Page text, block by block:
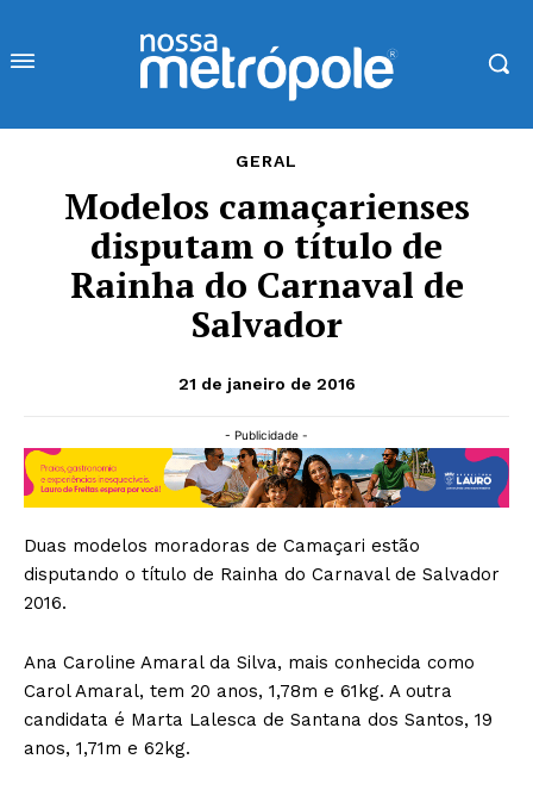
GERAL
Modelos camaçarienses
disputam o título de
Rainha do Carnaval de
Salvador
21 de janeiro de 2016
- Publicidade -
Duas modelos moradoras de Camaçari estão
disputando o título de Rainha do Carnaval de Salvador
2016.
Ana Caroline Amaral da Silva, mais conhecida como
Carol Amaral, tem 20 anos, 1,78m e 61kg. A outra
candidata é Marta Lalesca de Santana dos Santos, 19
anos, 1,71m e 62kg.